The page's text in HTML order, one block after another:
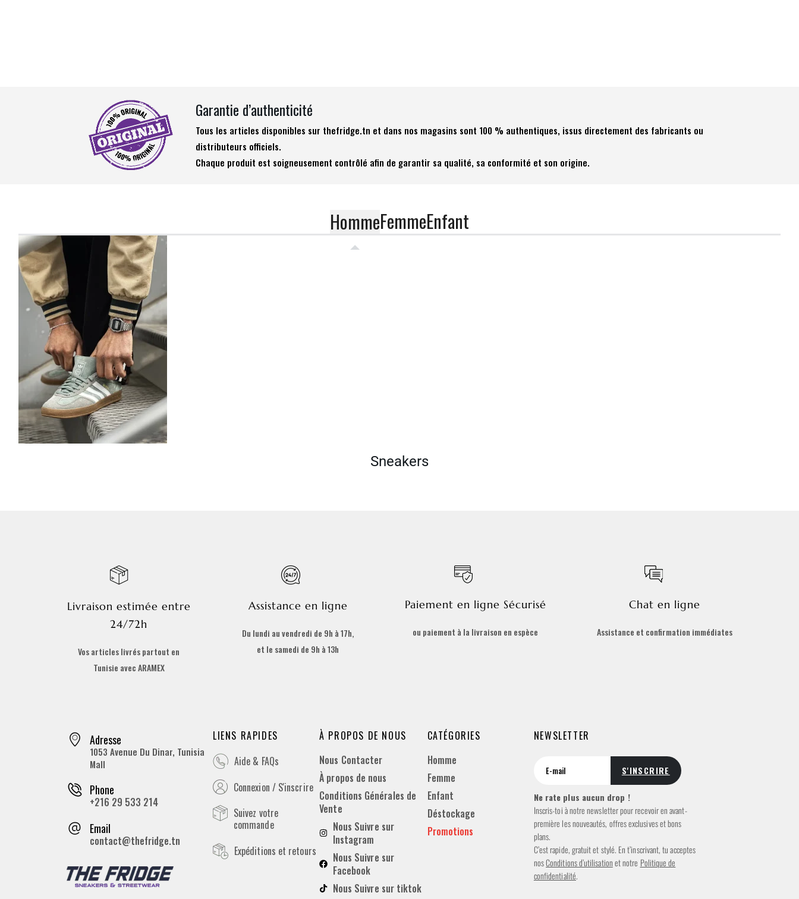
Garantie d’authenticité
Tous les articles disponibles sur thefridge.tn et dans nos magasins sont 100 % authentiques, issus directement des fabricants ou
distributeurs officiels.
Chaque produit est soigneusement contrôlé afin de garantir sa qualité, sa conformité et son origine.
HommeFemmeEnfant
Sneakers
Livraison estimée entre
24/72h
Vos articles livrés partout en
Tunisie avec ARAMEX
Assistance en ligne
Du lundi au vendredi de 9h à 17h,
et le samedi de 9h à 13h
Paiement en ligne Sécurisé
ou paiement à la livraison en espèce
Chat en ligne
Assistance et confirmation immédiates
Adresse
1053 Avenue Du Dinar, Tunisia
Mall
Phone
+216 29 533 214
Email
contact@thefridge.tn
LIENS RAPIDES
Aide & FAQs
Connexion / S'inscrire
Suivez votre
commande
Expéditions et retours
À PROPOS DE NOUS
Nous Contacter
À propos de nous
Conditions Générales de
Vente
Nous Suivre sur
Instagram
Nous Suivre sur
Facebook
Nous Suivre sur tiktok
CATÉGORIES
Homme
Femme
Enfant
Déstockage
Promotions
NEWSLETTER
Ne rate plus aucun drop !
Inscris-toi à notre newsletter pour recevoir en avant-
première les nouveautés, offres exclusives et bons
plans.
C’est rapide, gratuit et stylé. En t’inscrivant, tu acceptes
nosConditions d’utilisationet notre Politique de
confidentialité.